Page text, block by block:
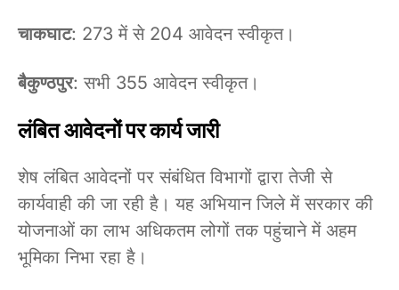
चाकघाट: 273 में से 204 आवेदन स्वीकृत।
बैकुण्ठपुर: सभी 355 आवेदन स्वीकृत।
लंबित आवेदनों पर कार्य जारी
शेष लंबित आवेदनों पर संबंधित विभागों द्वारा तेजी से
कार्यवाही की जा रही है। यह अभियान जिले में सरकार की
योजनाओं का लाभ अधिकतम लोगों तक पहुंचाने में अहम
भूमिका निभा रहा है।